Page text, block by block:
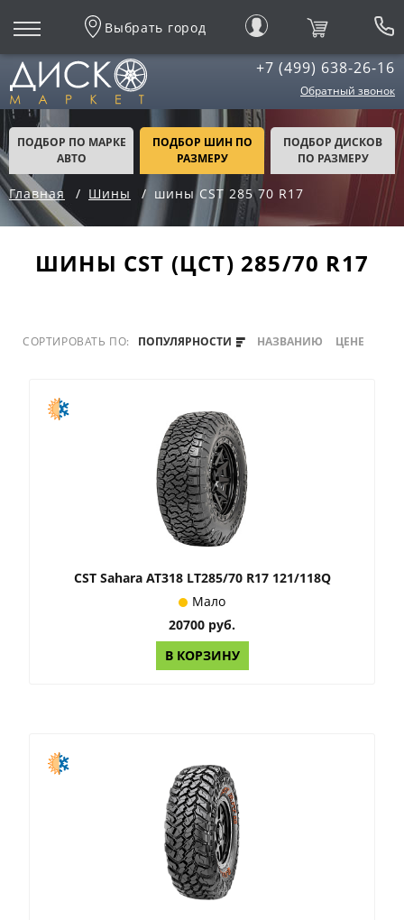
Выбрать город
+7 (499) 638-26-16
Обратный звонок
ПОДБОР ПО МАРКЕ
АВТО
ПОДБОР ШИН ПО
РАЗМЕРУ
ПОДБОР ДИСКОВ
ПО РАЗМЕРУ
Главная Шины шины CST 285 70 R17
ШИНЫ CST (ЦСТ) 285/70 R17
СОРТИРОВАТЬ ПО: ПОПУЛЯРНОСТИ НАЗВАНИЮ ЦЕНЕ
CST Sahara AT318 LT285/70 R17 121/118Q
Мало
20700 руб.
В КОРЗИНУ